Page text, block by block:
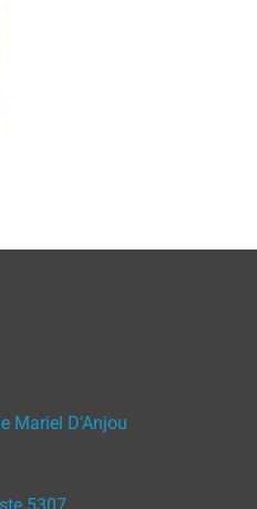
Mariel D’Anjou